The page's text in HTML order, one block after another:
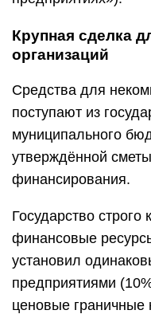
Крупная сделка
организаций
Средства для
поступают из
муниципального
утверждённой
финансирования.
Государство
финансовые
установил
предприятиями
ценовые граничные